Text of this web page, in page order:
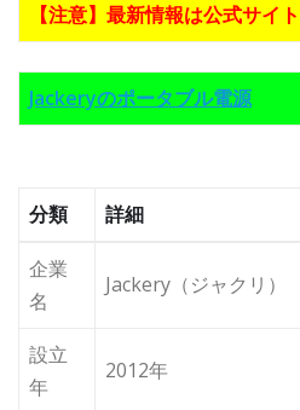
【注意】最新情報は公式サイ
Jackeryのポータブル電源
分類 詳細
企業
名
Jackery（ジャクリ）
設立
年
2012年